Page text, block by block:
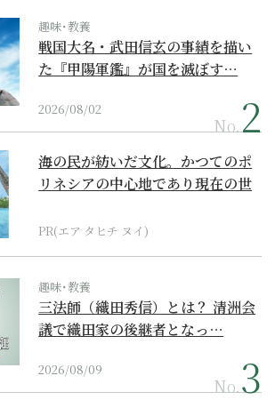
趣味･教養
戦国大名・武田信玄の事績を描い
た『甲陽軍鑑』が国を滅ぼす…
2026/08/02
No.
海の民が紡いだ文化。かつてのポ
リネシアの中心地であり現在の世
PR(エア タヒチ ヌイ)
趣味･教養
三法師（織田秀信）とは？ 清洲会
議で織田家の後継者となっ…
2026/08/09
No.